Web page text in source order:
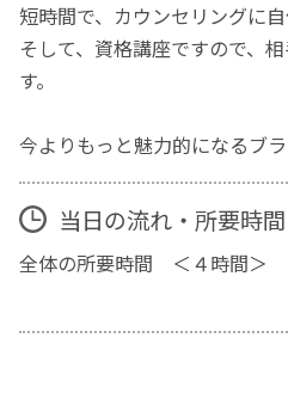
短時間で、カウンセリングに
そして、資格講座ですので、
す。
今よりもっと魅力的になるブ
当日の流れ・所要時間
全体の所要時間 ＜４時間＞